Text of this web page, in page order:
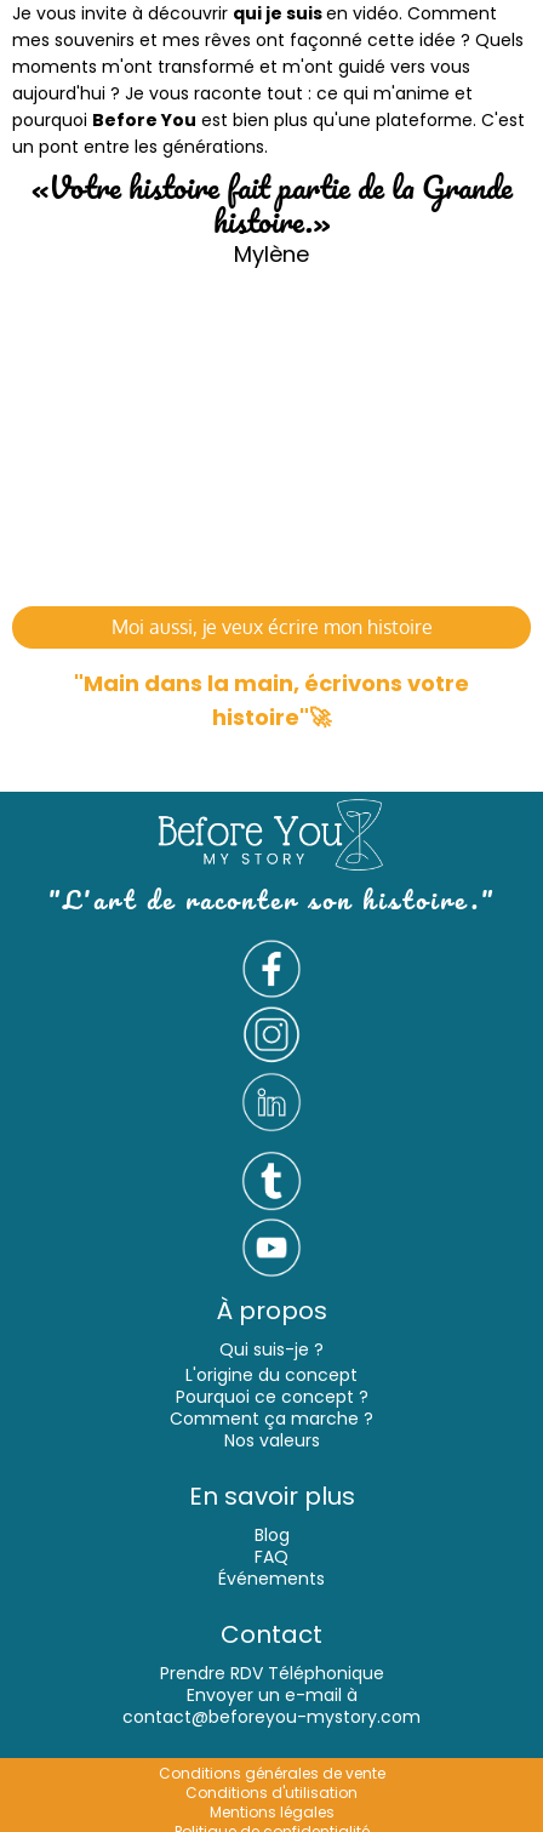
Je vous invite à découvrir qui je suisen vidéo. Comment
mes souvenirs et mes rêves ont façonné cette idée ? Quels
moments m'ont transformé et m'ont guidé vers vous
aujourd'hui ? Je vous raconte tout : ce qui m'anime et
pourquoi Before You est bien plus qu'une plateforme. C'est
un pont entre les générations.
«Votre histoire fait partie de la Grande
histoire.»
Mylène
Moi aussi, je veux écrire mon histoire
"Main dans la main, écrivons votre
histoire"🚀
"L'art de raconter son histoire."
À propos
Qui suis-je ?
L'origine du concept
Pourquoi ce concept ?
Comment ça marche ?
Nos valeurs
En savoir plus
Blog
FAQ
Événements
Contact
Prendre RDV Téléphonique
Envoyer un e-mail à
contact@beforeyou-mystory.com
Conditions générales de vente
Conditions d'utilisation
Mentions légales